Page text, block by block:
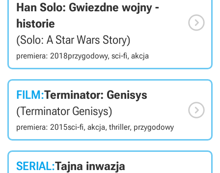
Han Solo: Gwiezdne wojny -
historie
(Solo: A Star Wars Story)
premiera: 2018przygodowy, sci-fi, akcja

FILM:Terminator: Genisys
(Terminator Genisys)
premiera: 2015sci-fi, akcja, thriller, przygodowy

SERIAL:Tajna inwazja